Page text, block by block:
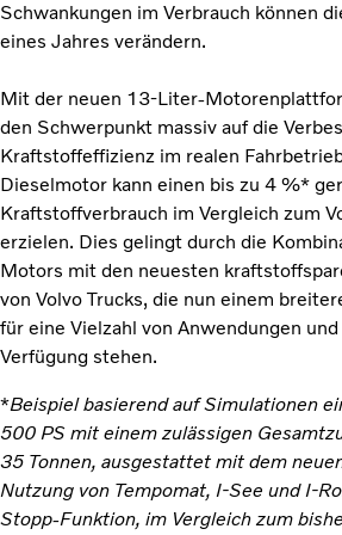
Schwankungen im Verbrauch können
eines Jahres verändern.
Mit der neuen 13-Liter-
den Schwerpunkt massiv auf die
Kraftstoffeffizienz im realen
Dieselmotor kann einen bis zu 4 %*
Kraftstoffverbrauch im Vergleich zum
erzielen. Dies gelingt durch die
Motors mit den neuesten
von Volvo Trucks, die nun einem
für eine Vielzahl von Anwendungen
Verfügung stehen.
*Beispiel basierend auf Simulationen
500 PS mit einem zulässigen
35 Tonnen, ausgestattet mit dem
Nutzung von Tempomat, I-See und I-
Stopp-Funktion, im Vergleich zum